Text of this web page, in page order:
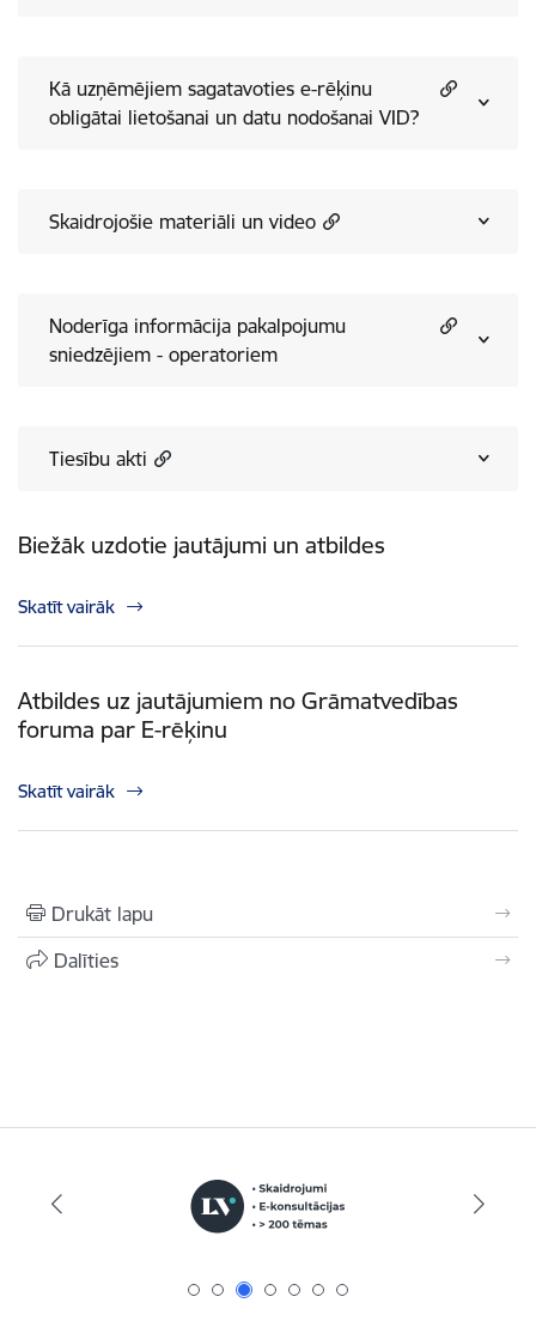
Kā uzņēmējiem sagatavoties e-rēķinu
obligātai lietošanai un datu nodošanai VID?
Skaidrojošie materiāli un video
Noderīga informācija pakalpojumu
sniedzējiem - operatoriem
Tiesību akti
Biežāk uzdotie jautājumi un atbildes
Skatīt vairāk
Atbildes uz jautājumiem no Grāmatvedības
foruma par E-rēķinu
Skatīt vairāk
Drukāt lapu
Dalīties